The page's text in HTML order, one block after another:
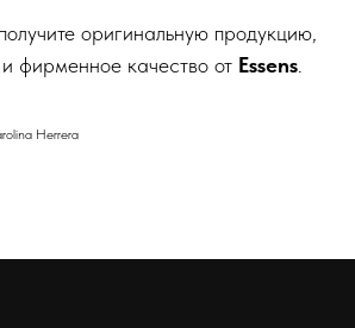
оригинальную продукцию,
фирменное качество от Essens
Herrera